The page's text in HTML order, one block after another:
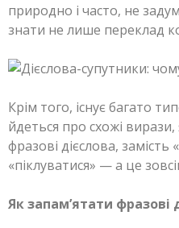
природно і часто, не
знати не лише переклад
Крім того, існує багато
йдеться про схожі
фразові дієслова,
«піклуватися» — а це
Як запам’ятати фразові